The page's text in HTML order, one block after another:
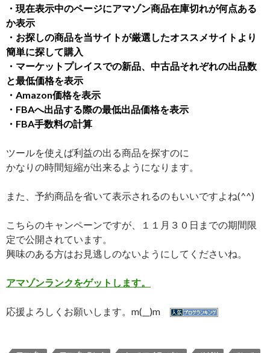
・現在表示中のページにアマゾン商品在庫切れが何点ある
か表示
・お探しの商品を当サイトが厳選したオススメサイトより
簡単に探して購入
・マーケットプレイスでの新品、中古品それぞれの出品数
と最低価格を表示
・Amazon価格を表示
・FBAへ出品する際の最低出品価格を表示
・FBA手数料の計算
ツールを使えば利益の出る商品を探すのに
かなりの時間短縮が出来るようになります。
また、予約商品を省いて表示されるのもいいですよね(^^)
こちらのキャンペーンですが、１１月３０日までの期間限
定で公開されています。
興味のある方はお見逃しのないようにしてくださいね。
アマゾンランクをゲットします。
応援よろしくお願いします。m(__)m